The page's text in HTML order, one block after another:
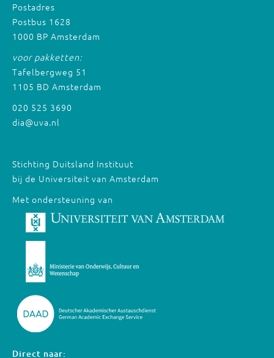
Postadres
Postbus 1628
1000 BP Amsterdam
voor pakketten:
Tafelbergweg 51
1105 BD Amsterdam
020 525 3690
dia@uva.nl
Stichting Duitsland Instituut
bij de Universiteit van Amsterdam
Met ondersteuning van
Direct naar: